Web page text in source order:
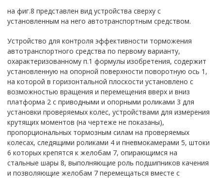
на фиг.8 представлен вид устройства сверху с
установленным на него автотранспортным средством.
Устройство для контроля эффективности торможения
автотранспортного средства по первому варианту,
охарактеризованному п.1 формулы изобретения, содержит
установленную на опорной поверхности поворотную ось 1,
на которой в горизонтальной плоскости установлено с
возможностью вращения и перемещения вверх и вниз
платформа 2 с приводными и опорными роликами 3 для
установки проверяемых колес, устройствами для измерения
крутящих моментов (на чертеже не показаны),
пропорциональных тормозным силам на проверяемых
колесах, следящими роликами 4 и пневмокамерами 5, штоки
6 которых крепятся к желобам 7, опирающимся на
стальные шары 8, выполняющие роль подшипников качения
и позволяющие желобам 7 перемещаться вместе с